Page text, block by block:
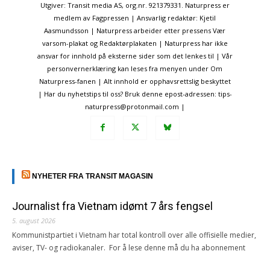
Utgiver: Transit media AS, org.nr. 921379331. Naturpress er
medlem av Fagpressen | Ansvarlig redaktør: Kjetil
Aasmundsson | Naturpress arbeider etter pressens Vær
varsom-plakat og Redaktørplakaten | Naturpress har ikke
ansvar for innhold på eksterne sider som det lenkes til | Vår
personvernerklæring kan leses fra menyen under Om
Naturpress-fanen | Alt innhold er opphavsrettslig beskyttet
| Har du nyhetstips til oss? Bruk denne epost-adressen: tips-
naturpress@protonmail.com |
NYHETER FRA TRANSIT MAGASIN
Journalist fra Vietnam idømt 7 års fengsel
5. august 2026
Kommunistpartiet i Vietnam har total kontroll over alle offisielle medier,
aviser, TV- og radiokanaler. For å lese denne må du ha abonnement